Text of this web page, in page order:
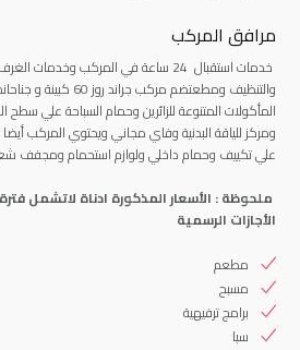
مرافق المركب
والتنظيف ومطعتضم مركب
المأكولات المتنوعة للزائرين وحمام السباحة علي
ومركز للياقة البدنية وفاي مجاني ويحتوي المركب
علي تكييف وحمام داخلي ولوازم استحمام ومجفف
ملحوظة : الأسعار المذكورة ادناة لاتشمل
الأجازات الرسمية
مطعم
مسبح
برامج ترفيهية
سبا